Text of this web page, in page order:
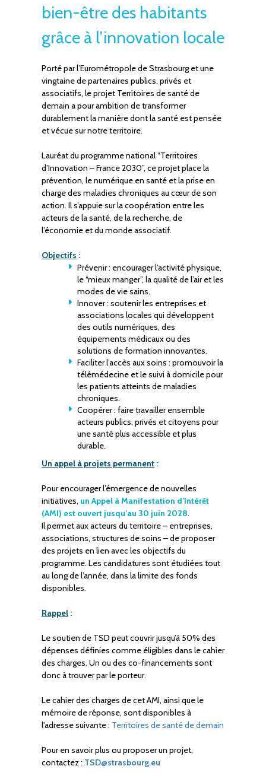
bien-être des habitants
grâce à l’innovation locale
Porté par l’Eurométropole de Strasbourg et une
vingtaine de partenaires publics, privés et
associatifs, le projet Territoires de santé de
demain a pour ambition de transformer
durablement la manière dont la santé est pensée
et vécue sur notre territoire.
Lauréat du programme national “Territoires
d’Innovation – France 2030”, ce projet place la
prévention, le numérique en santé et la prise en
charge des maladies chroniques au cœur de son
action. Il s’appuie sur la coopération entre les
acteurs de la santé, de la recherche, de
l’économie et du monde associatif.
Objectifs :
Prévenir : encourager l’activité physique,
le “mieux manger”, la qualité de l’air et les
modes de vie sains.
Innover : soutenir les entreprises et
associations locales qui développent
des outils numériques, des
équipements médicaux ou des
solutions de formation innovantes.
Faciliter l’accès aux soins : promouvoir la
télémédecine et le suivi à domicile pour
les patients atteints de maladies
chroniques.
Coopérer : faire travailler ensemble
acteurs publics, privés et citoyens pour
une santé plus accessible et plus
durable.
Un appel à projets permanent :
Pour encourager l’émergence de nouvelles
initiatives, un Appel à Manifestation d’Intérêt
(AMI) est ouvert jusqu’au 30 juin 2028.
Il permet aux acteurs du territoire – entreprises,
associations, structures de soins – de proposer
des projets en lien avec les objectifs du
programme. Les candidatures sont étudiées tout
au long de l’année, dans la limite des fonds
disponibles.
Rappel :
Le soutien de TSD peut couvrir jusqu’à 50% des
dépenses définies comme éligibles dans le cahier
des charges. Un ou des co-financements sont
donc à trouver par le porteur.
Le cahier des charges de cet AMI, ainsi que le
mémoire de réponse, sont disponibles à
l'adresse suivante : Territoires de santé de demain
Pour en savoir plus ou proposer un projet,
contactez : TSD@strasbourg.eu